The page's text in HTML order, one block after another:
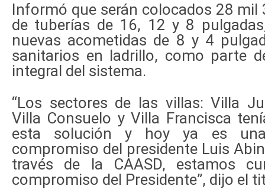
Informó que serán colocados 28 mil
de tuberías de 16, 12 y 8
nuevas acometidas de 8 y 4
sanitarios en ladrillo, como parte
integral del sistema.
“Los sectores de las villas: Villa
Villa Consuelo y Villa Francisca
esta solución y hoy ya es
compromiso del presidente Luis
través de la CAASD, estamos
compromiso del Presidente”, dijo el